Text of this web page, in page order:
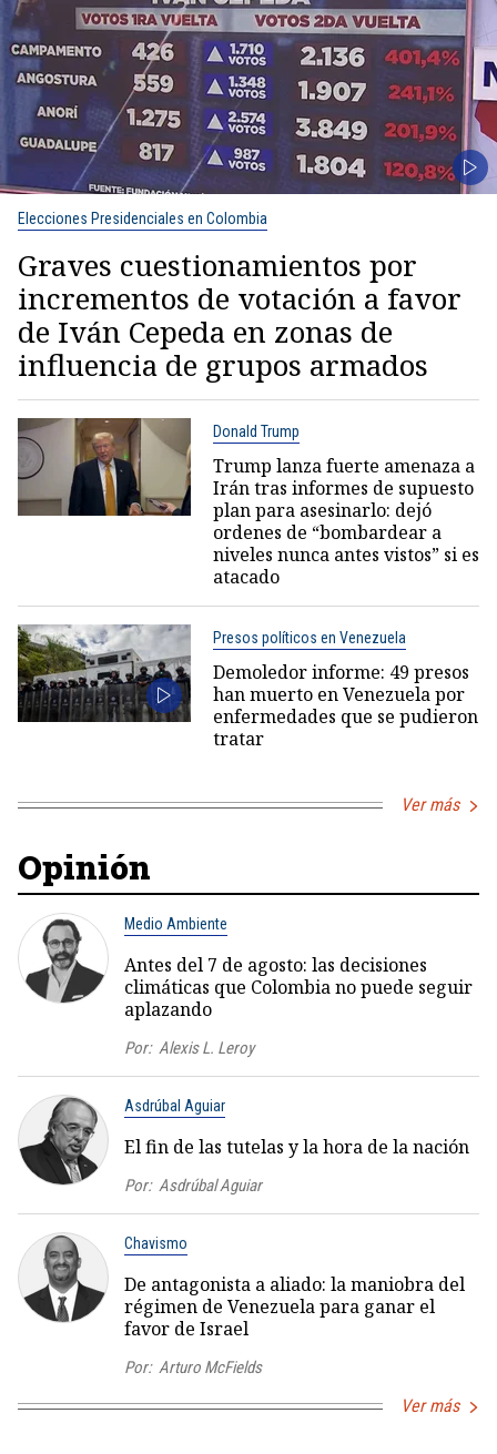
Elecciones Presidenciales en Colombia
Graves cuestionamientos por
incrementos de votación a favor
de Iván Cepeda en zonas de
influencia de grupos armados
Donald Trump
Trump lanza fuerte amenaza a
Irán tras informes de supuesto
plan para asesinarlo: dejó
ordenes de “bombardear a
niveles nunca antes vistos” si es
atacado
Presos políticos en Venezuela
Demoledor informe: 49 presos
han muerto en Venezuela por
enfermedades que se pudieron
tratar
Ver más
Opinión
Medio Ambiente
Antes del 7 de agosto: las decisiones
climáticas que Colombia no puede seguir
aplazando
Por: Alexis L. Leroy
Asdrúbal Aguiar
El fin de las tutelas y la hora de la nación
Por: Asdrúbal Aguiar
Chavismo
De antagonista a aliado: la maniobra del
régimen de Venezuela para ganar el
favor de Israel
Por: Arturo McFields
Ver más